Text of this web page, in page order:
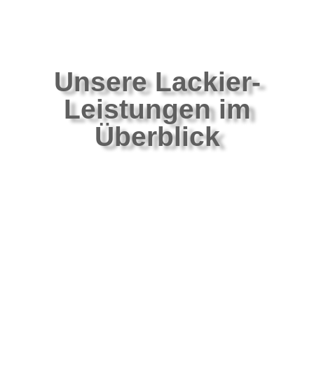
Unsere Lackier-
Leistungen im
Überblick